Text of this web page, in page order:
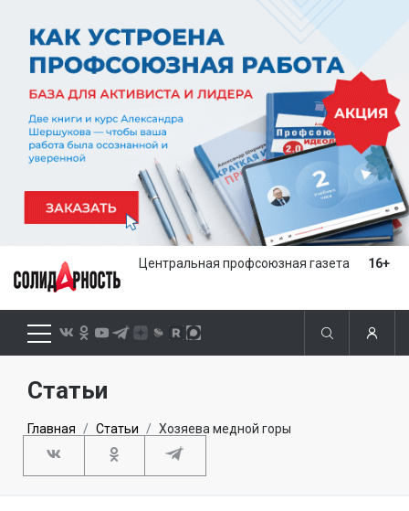
Центральная профсоюзная газета 16+
Статьи
Главная Статьи Хозяева медной горы